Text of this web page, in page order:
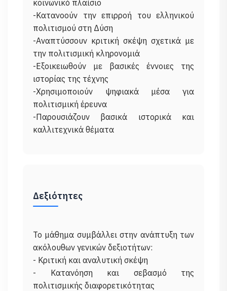
κοινωνικό πλαίσιο
-Κατανοούν την επιρροή του ελληνικού
πολιτισμού στη Δύση
-Αναπτύσσουν κριτική σκέψη σχετικά με
την πολιτισμική κληρονομιά
-Εξοικειωθούν με βασικές έννοιες της
ιστορίας της τέχνης
-Χρησιμοποιούν ψηφιακά μέσα για
πολιτισμική έρευνα
-Παρουσιάζουν βασικά ιστορικά και
Δεξιότητες
Το μάθημα συμβάλλει στην ανάπτυξη των
ακόλουθων γενικών δεξιοτήτων:
- Κριτική και αναλυτική σκέψη
- Κατανόηση και σεβασμό της
πολιτισμικής διαφορετικότητας